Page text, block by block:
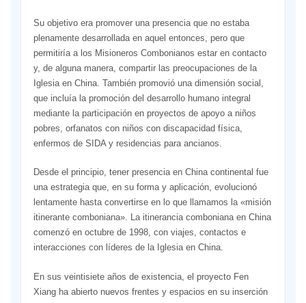
Su objetivo era promover una presencia que no estaba
plenamente desarrollada en aquel entonces, pero que
permitiría a los Misioneros Combonianos estar en contacto
y, de alguna manera, compartir las preocupaciones de la
Iglesia en China. También promovió una dimensión social,
que incluía la promoción del desarrollo humano integral
mediante la participación en proyectos de apoyo a niños
pobres, orfanatos con niños con discapacidad física,
enfermos de SIDA y residencias para ancianos.
Desde el principio, tener presencia en China continental fue
una estrategia que, en su forma y aplicación, evolucionó
lentamente hasta convertirse en lo que llamamos la «misión
itinerante comboniana». La itinerancia comboniana en China
comenzó en octubre de 1998, con viajes, contactos e
interacciones con líderes de la Iglesia en China.
En sus veintisiete años de existencia, el proyecto Fen
Xiang ha abierto nuevos frentes y espacios en su inserción